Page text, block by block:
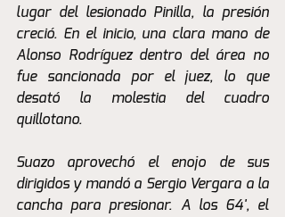
lugar del lesionado Pinilla, la presión
creció. En el inicio, una clara mano de
Alonso Rodríguez dentro del área no
fue sancionada por el juez, lo que
desató la molestia del cuadro
quillotano.
Suazo aprovechó el enojo de sus
dirigidos y mandó a Sergio Vergara a la
cancha para presionar. A los 64', el